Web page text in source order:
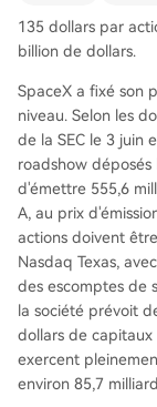
s en 2025) mais
s et des
s réactions de
r la valorisation.
r la promesse
es critiques
D'autres
(valorisation à
wath
que le prix
usse, pointant
rentabilité de la
on éprouvées
Les principaux
sseurs seront :
une trésorerie
135 dollars par
billion de dollars.
SpaceX a fixé son
niveau. Selon les
de la SEC le 3 juin
roadshow
d'émettre 555,6
A, au prix
actions doivent
Nasdaq Texas,
des escomptes de
la société prévoit
dollars de capitaux
exercent
environ 85,7